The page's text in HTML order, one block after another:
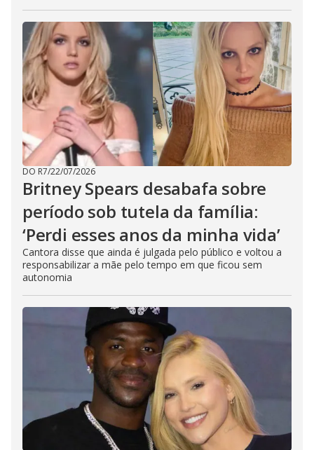
DO R7/22/07/2026
Britney Spears desabafa sobre
período sob tutela da família:
‘Perdi esses anos da minha vida’
Cantora disse que ainda é julgada pelo público e voltou a
responsabilizar a mãe pelo tempo em que ficou sem
autonomia